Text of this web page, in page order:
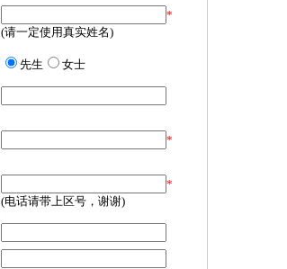
*
(请一定使用真实姓名)
先生
女士
*
*
(电话请带上区号，谢谢)